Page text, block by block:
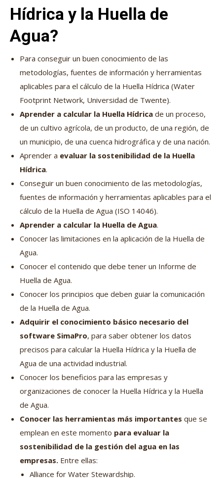
Hídrica y la Huella de
Agua?
Para conseguir un buen conocimiento de las
metodologías, fuentes de información y herramientas
aplicables para el cálculo de la Huella Hídrica (Water
Footprint Network, Universidad de Twente).
Aprender a calcular la Huella Hídrica de un proceso,
de un cultivo agrícola, de un producto, de una región, de
un municipio, de una cuenca hidrográfica y de una nación.
Aprender a evaluar la sostenibilidad de la Huella
Hídrica.
Conseguir un buen conocimiento de las metodologías,
fuentes de información y herramientas aplicables para el
cálculo de la Huella de Agua (ISO 14046).
Aprender a calcular la Huella de Agua.
Conocer las limitaciones en la aplicación de la Huella de
Agua.
Conocer el contenido que debe tener un Informe de
Huella de Agua.
Conocer los principios que deben guiar la comunicación
de la Huella de Agua.
Adquirir el conocimiento básico necesario del
software SimaPro, para saber obtener los datos
precisos para calcular la Huella Hídrica y la Huella de
Agua de una actividad industrial.
Conocer los beneficios para las empresas y
organizaciones de conocer la Huella Hídrica y la Huella
de Agua.
Conocer las herramientas más importantes que se
emplean en este momento para evaluar la
sostenibilidad de la gestión del agua en las
empresas. Entre ellas:
Alliance for Water Stewardship.